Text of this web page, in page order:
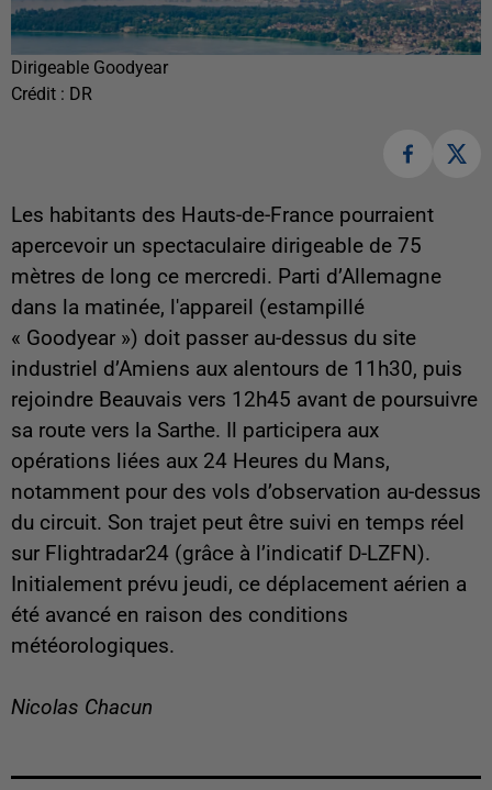
Dirigeable Goodyear
Crédit : DR
Les habitants des Hauts-de-France pourraient
apercevoir un spectaculaire dirigeable de 75
mètres de long ce mercredi. Parti d’Allemagne
dans la matinée, l'appareil (estampillé
« Goodyear ») doit passer au-dessus du site
industriel d’Amiens aux alentours de 11h30, puis
rejoindre Beauvais vers 12h45 avant de poursuivre
sa route vers la Sarthe. Il participera aux
opérations liées aux 24 Heures du Mans,
notamment pour des vols d’observation au-dessus
du circuit. Son trajet peut être suivi en temps réel
sur Flightradar24 (grâce à l’indicatif D-LZFN).
Initialement prévu jeudi, ce déplacement aérien a
été avancé en raison des conditions
météorologiques.
Nicolas Chacun